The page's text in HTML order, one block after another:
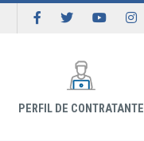
PERFIL DE CONTRATANTE